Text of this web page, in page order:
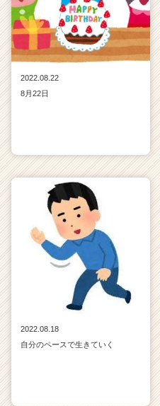
2022.08.22
8月22日
2022.08.18
自分のペースで生きていく